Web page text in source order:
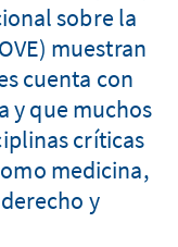
sobre la
muestran
cuenta con
y que muchos
críticas
medicina,
y